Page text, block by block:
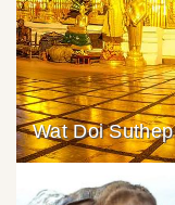
Wat Doi Suthep